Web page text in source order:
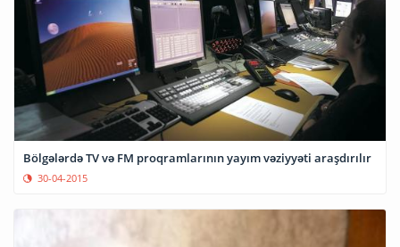
Bölgələrdə TV və FM proqramlarının yayım vəziyyəti araşdırılır
30-04-2015